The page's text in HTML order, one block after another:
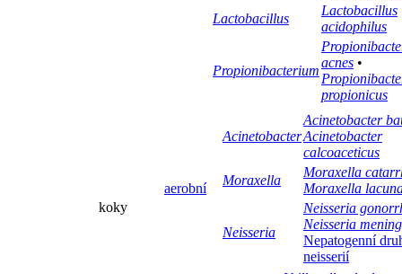
Lactobacillus
Lactobacillus
acidophilus
Propionibacterium
acnes •
propionicus
koky
aerobní
Acinetobacter
Acinetobacter
Acinetobacter
calcoaceticus
Moraxella
Moraxella
Moraxella
Neisseria
Neisseria
Neisseria
Nepatogenní
neisserií